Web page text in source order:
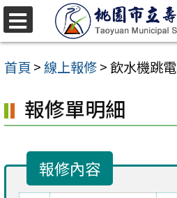
跳
至
主
內
容
首頁 >線上報修>飲水機跳電
報修單明細
報修內容
選
單